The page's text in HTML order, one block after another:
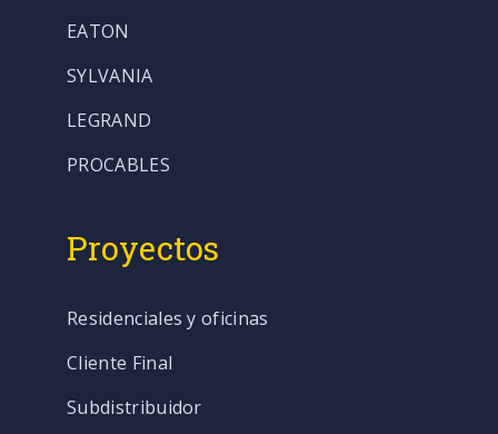
EATON
SYLVANIA
LEGRAND
PROCABLES
Proyectos
Residenciales y oficinas
Cliente Final
Subdistribuidor